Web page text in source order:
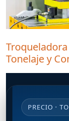
Tonelaje y
PRECIO ·